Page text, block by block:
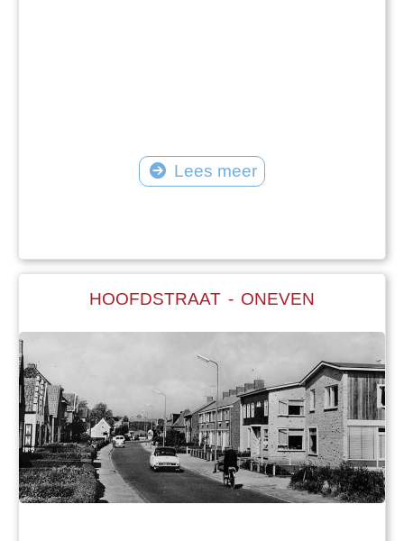
Lees meer
HOOFDSTRAAT - ONEVEN